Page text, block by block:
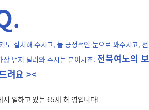
도 설치해 주시고, 늘 긍정적인 눈으로 봐주시고, 전
먼저 달려와 주시는 분이시죠. 전북여노의 보
려요 ><
서 일하고 있는65세 허 영입니다!